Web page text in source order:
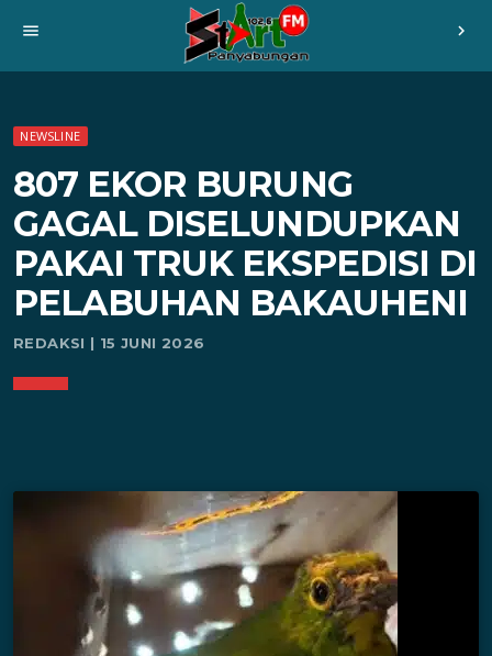
menu chevron_right
NEWSLINE
807 EKOR BURUNG
GAGAL DISELUNDUPKAN
PAKAI TRUK EKSPEDISI DI
PELABUHAN BAKAUHENI
REDAKSI | 15 JUNI 2026